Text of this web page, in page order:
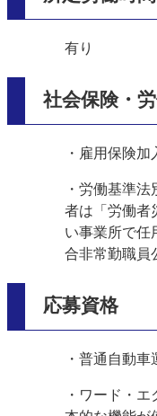
有り
社会保険・
・雇用保険加
・労働基準
者は「労働者
い事業所で任
合非常勤職員
応募資格
・普通自動車
・ワード・